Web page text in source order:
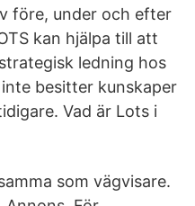
före, under och efter
kan hjälpa till att
ledning hos
besitter kunskaper
Vad är Lots i
som vägvisare.